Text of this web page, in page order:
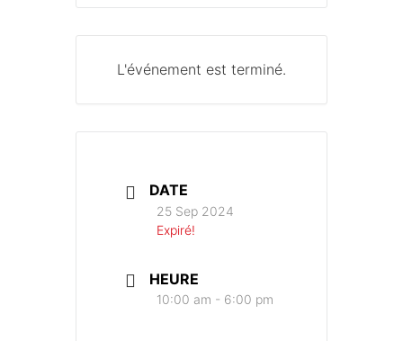
L'événement est terminé.
DATE
25 Sep 2024
Expiré!
HEURE
10:00 am - 6:00 pm